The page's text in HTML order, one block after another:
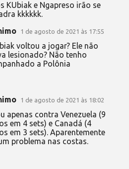
KUbiak e Ngapreso irão se
kkkkkk.
1 de agosto de 2021 às 17:55
voltou a jogar? Ele não
lesionado? Não tenho
a Polônia
1 de agosto de 2021 às 18:02
apenas contra Venezuela (9
em 4 sets) e Canadá (4
em 3 sets). Aparentemente
problema nas costas.